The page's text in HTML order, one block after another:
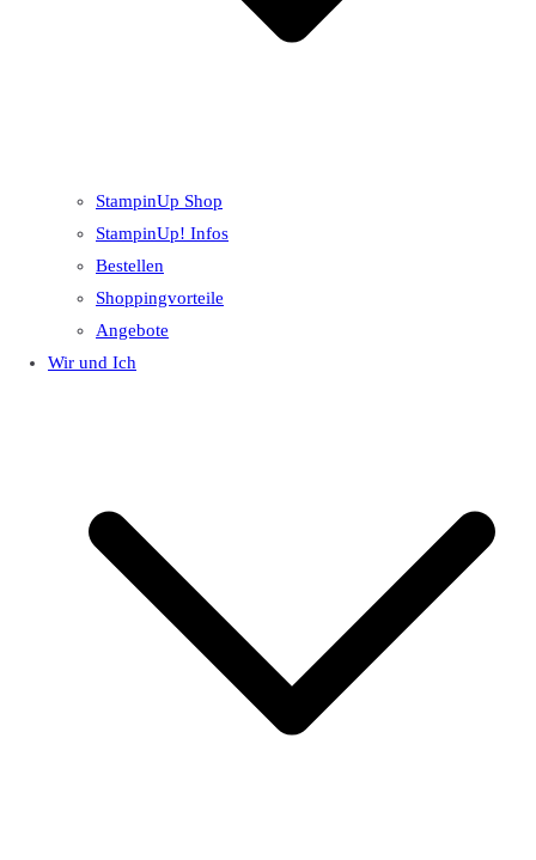
StampinUp Shop
StampinUp! Infos
Bestellen
Shoppingvorteile
Angebote
Wir und Ich